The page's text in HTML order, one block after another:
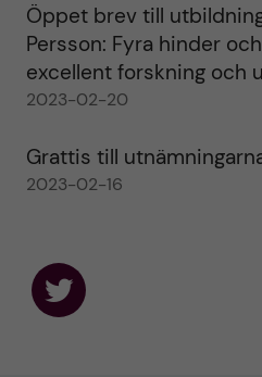
Öppet brev till
Persson: Fyra hinder
excellent forskning och
2023-02-20
Grattis till
2023-02-16
F